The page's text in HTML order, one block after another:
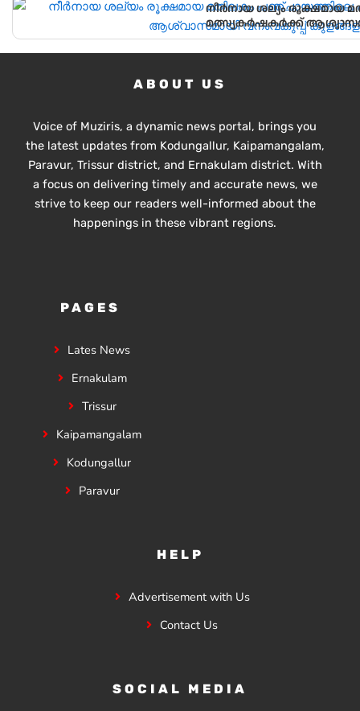
നീർനായ ശല്യം രൂക്ഷമായ
മത്സ്യകർഷകർക്ക്
സ്ഥാപിച്ചു.
ABOUT US
Voice of Muziris, a dynamic news portal, brings you
the latest updates from Kodungallur, Kaipamangalam,
Paravur, Trissur district, and Ernakulam district. With
a focus on delivering timely and accurate news, we
strive to keep our readers well-informed about the
happenings in these vibrant regions.
PAGES
Lates News
Ernakulam
Trissur
Kaipamangalam
Kodungallur
Paravur
HELP
Advertisement with Us
Contact Us
SOCIAL MEDIA